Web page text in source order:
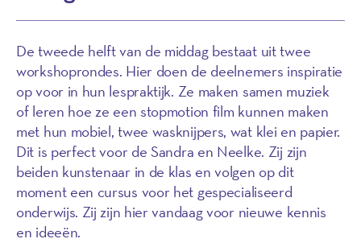
De tweede helft van de middag bestaat uit twee
workshoprondes. Hier doen de deelnemers inspiratie
op voor in hun lespraktijk. Ze maken samen muziek
of leren hoe ze een stopmotion film kunnen maken
met hun mobiel, twee wasknijpers, wat klei en papier.
Dit is perfect voor de Sandra en Neelke. Zij zijn
beiden kunstenaar in de klas en volgen op dit
moment een cursus voor het gespecialiseerd
onderwijs. Zij zijn hier vandaag voor nieuwe kennis
en ideeën.